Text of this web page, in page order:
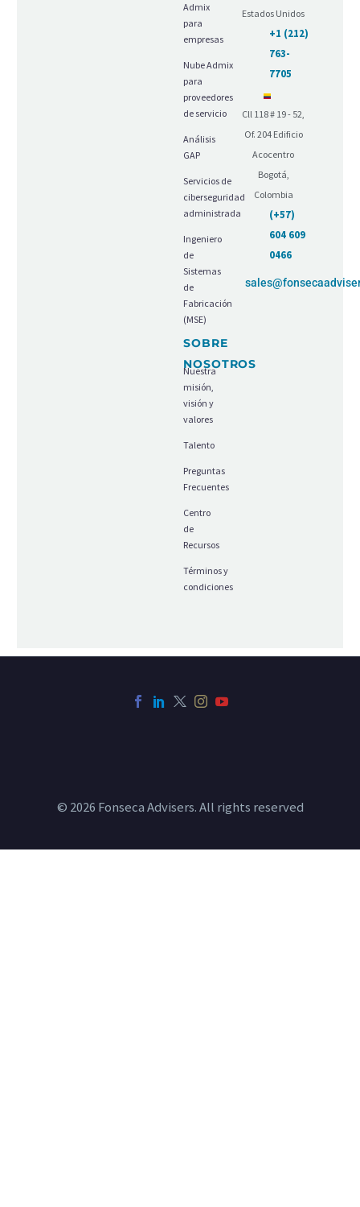
Admix
para
empresas
Nube Admix
para
proveedores
de servicio
Análisis
GAP
Servicios de
ciberseguridad
administrada
Ingeniero
de
Sistemas
de
Fabricación
(MSE)
SOBRE
NOSOTROS
Nuestra
misión,
visión y
valores
Talento
Preguntas
Frecuentes
Centro
de
Recursos
Términos y
condiciones
Estados Unidos
+1 (212)
763-
7705
Cll 118 # 19 - 52,
Of. 204 Edificio
Acocentro
Bogotá,
Colombia
(+57)
604 609
0466
© 2026 Fonseca Advisers. All rights reserved